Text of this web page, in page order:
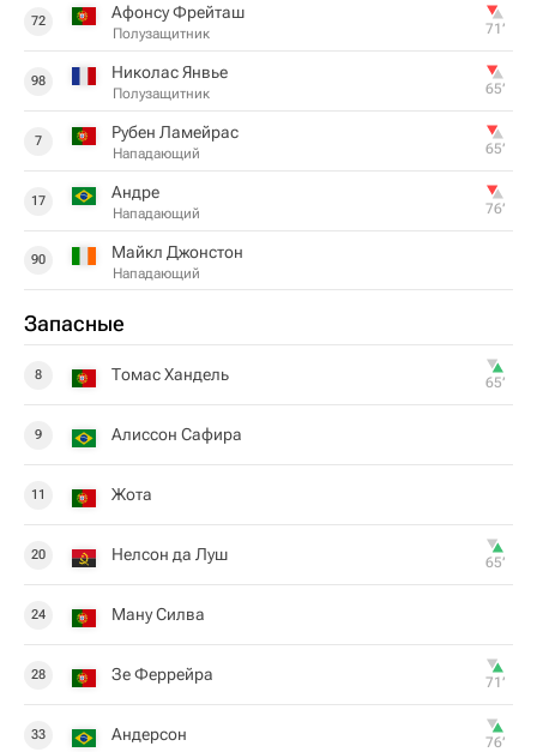
72 Афонсу Фрейташ
Полузащитник 71‎’‎
98 Николас Янвье
Полузащитник 65‎’‎
7 Рубен Ламейрас
Нападающий 65‎’‎
17 Андре
Нападающий 76‎’‎
90 Майкл Джонстон
Нападающий
Запасные
8 Томас Хандель 65‎’‎
9 Алиссон Сафира
11 Жота
20 Нелсон да Луш 65‎’‎
24 Ману Силва
28 Зе Феррейра 71‎’‎
33 Андерсон 76‎’‎